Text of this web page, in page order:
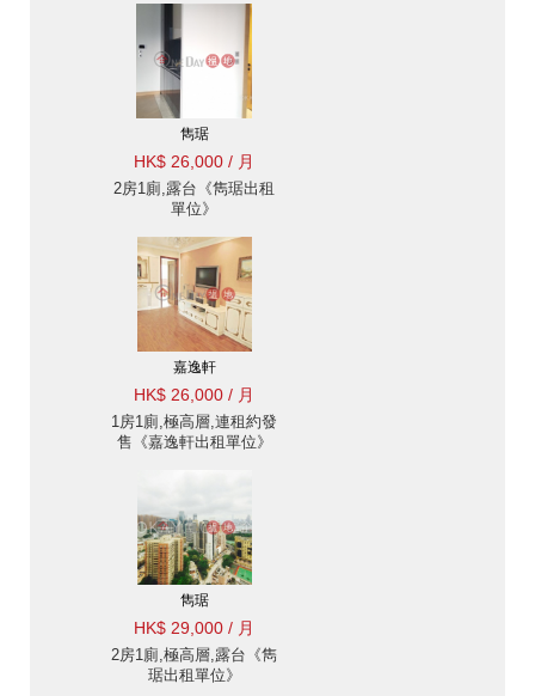
雋琚
HK$ 26,000 / 月
2房1廁,露台《雋琚出租
單位》
嘉逸軒
HK$ 26,000 / 月
1房1廁,極高層,連租約發
售《嘉逸軒出租單位》
雋琚
HK$ 29,000 / 月
2房1廁,極高層,露台《雋
琚出租單位》